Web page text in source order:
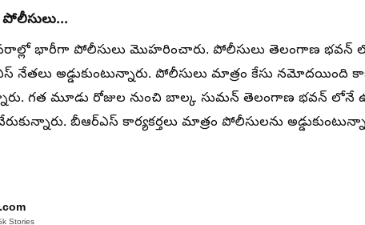
భారీగా పోలీసులు మొహరించారు. పోలీసులు తెలంగాణ భవన్ లోకి
నేతలు అడ్డుకుంటున్నారు. పోలీసులు మాత్రం కేసు నమోదయింది
గత మూడు రోజుల నుంచి బాల్క సుమన్ తెలంగాణ భవన్ లోనే
బీఆర్ఎస్ కార్యకర్తలు మాత్రం పోలీసులను
Stories